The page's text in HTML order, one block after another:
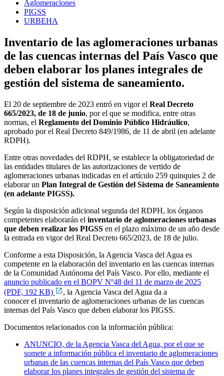
Aglomeraciones
PIGSS
URBEHA
Inventario de las aglomeraciones urbanas
de las cuencas internas del País Vasco que
deben elaborar los planes integrales de
gestión del sistema de saneamiento.
El 20 de septiembre de 2023 entró en vigor el Real Decreto
665/2023, de 18 de junio, por el que se modifica, entre otras
normas, el Reglamento del Dominio Público Hidráulico,
aprobado por el Real Decreto 849/1986, de 11 de abril (en adelante
RDPH).
Entre otras novedades del RDPH, se establece la obligatoriedad de
las entidades titulares de las autorizaciones de vertido de
aglomeraciones urbanas indicadas en el artículo 259 quinquies 2 de
elaborar un Plan Integral de Gestión del Sistema de Saneamiento
(en adelante PIGSS).
Según la disposición adicional segunda del RDPH, los órganos
competentes elaborarán el inventario de aglomeraciones urbanas
que deben realizar los PIGSS en el plazo máximo de un año desde
la entrada en vigor del Real Decreto 665/2023, de 18 de julio.
Conforme a esta Disposición, la Agencia Vasca del Agua es
competente en la elaboración del inventario en las cuencas internas
de la Comunidad Autónoma del País Vasco. Por ello, mediante el
anuncio publicado en el BOPV Nº48 del 11 de marzo de 2025
(PDF, 192 KB)
, la Agencia Vasca del Agua da a
conocerel inventario de aglomeraciones urbanas de las cuencas
internas del País Vasco que deben elaborar los PIGSS.
Documentos relacionados con la información pública:
ANUNCIO, de la Agencia Vasca del Agua, por el que se
somete a información pública el inventario de aglomeraciones
urbanas de las cuencas internas del País Vasco que deben
elaborar los planes integrales de gestión del sistema de